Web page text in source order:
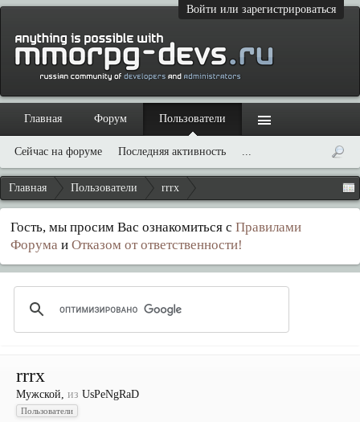
Войти или зарегистрироваться
Главная Пользователи rrrx
Гость, мы просим Вас ознакомиться с Правилами
Форума и Отказом от ответственности!
rrrx
Мужской, из UsPeNgRaD
Пользователи
Главная Форум Пользователи
Сейчас на форуме Последняя активность ...